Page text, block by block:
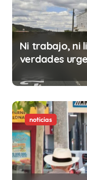
Ni trabajo, ni
verdades
noticias